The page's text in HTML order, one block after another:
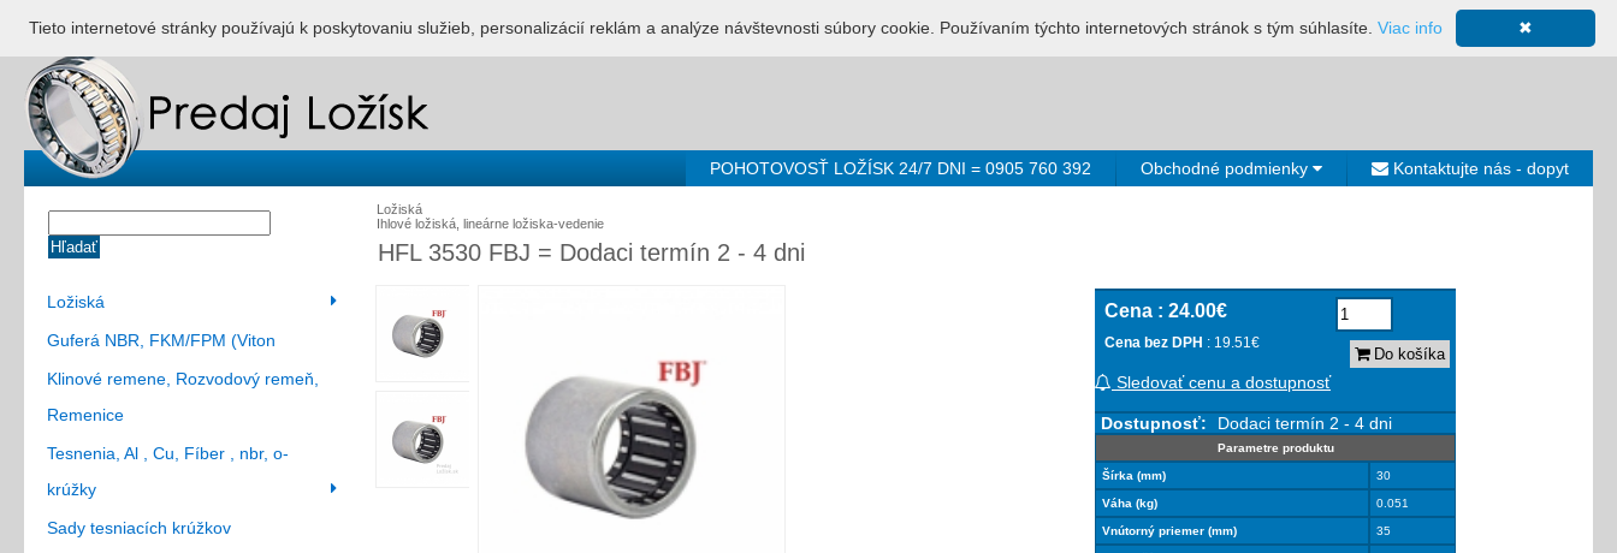
ÚVOD NONSTOP SLUŽBA PRE LOŽISKÁ - 0905 760 392 Prihlásenie Registrácia Mapa stránky Výkup ložísk Neplatiči
POHOTOVOSŤ LOŽÍSK 24/7 DNI = 0905 760 392 Obchodné podmienky Kontaktujte nás - dopyt
Hľadať
Ložiská
Guferá NBR, FKM/FPM (Viton
Klinové remene, Rozvodový remeň,
Remenice
Tesnenia, Al , Cu, Fíber , nbr, o-
krúžky
Sady tesniacích krúžkov
Ložiská
Ihlové ložiská, lineárne ložiska-vedenie
HFL 3530 FBJ = Dodaci termín 2 - 4 dni
Cena : 24.00€
Cena bez DPH : 19.51€
Do košíka
Sledovať cenu a dostupnosť
Dostupnosť: Dodaci termín 2 - 4 dni
Parametre produktu
Šírka (mm) 30
Váha (kg) 0.051
Vnútorný priemer (mm) 35
✖
Tieto internetové stránky používajú k poskytovaniu služieb, personalizácií reklám a analýze návštevnosti súbory cookie. Používaním týchto internetových stránok s tým súhlasíte. Viac info